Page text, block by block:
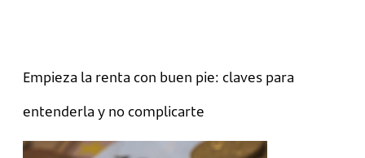
Empieza la renta con buen pie: claves para
entenderla y no complicarte